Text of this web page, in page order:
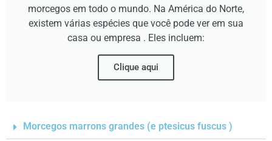
morcegos em todo o mundo. Na América do Norte,
existem várias espécies que você pode ver em sua
casa ou empresa . Eles incluem:
Clique aqui
Morcegos marrons grandes (e ptesicus fuscus )